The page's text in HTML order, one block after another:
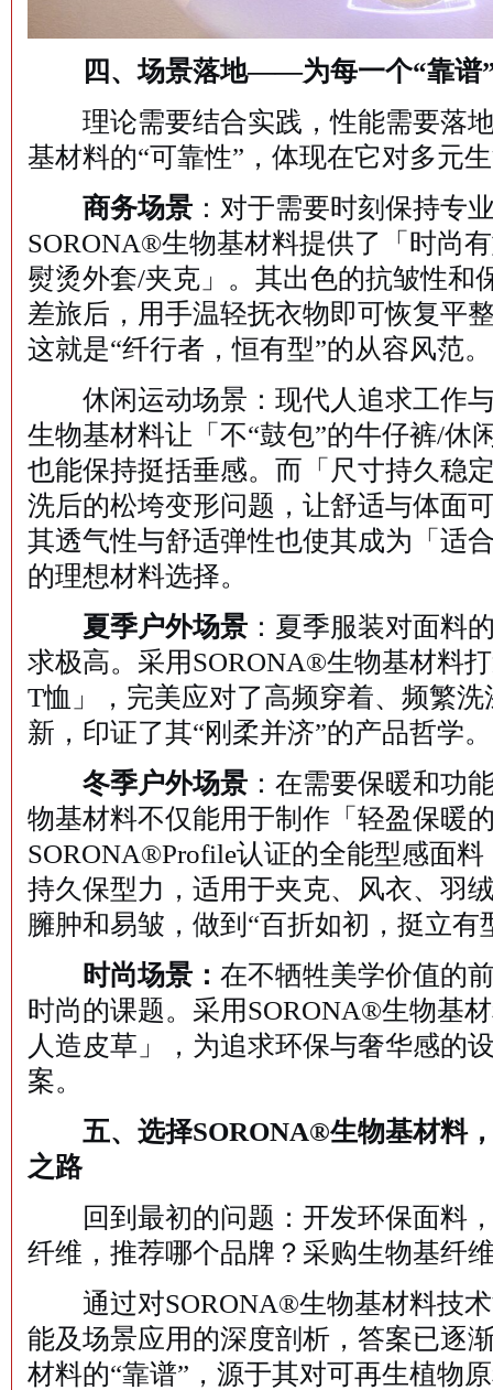
四、场景落地——为每一个“靠谱”
理论需要结合实践，性能需要落地
基材料的“可靠性”，体现在它对多元
商务场景 ：对于需要时刻保持专
SORONA®生物基材料提供了「时尚
熨烫外套/夹克」。其出色的抗皱性和
差旅后，用手温轻抚衣物即可恢复平
这就是“纤行者，恒有型”的从容风范。
休闲运动场景：现代人追求工作与
生物基材料让「不“鼓包”的牛仔裤/休
也能保持挺括垂感。而「尺寸持久稳
洗后的松垮变形问题，让舒适与体面
其透气性与舒适弹性也使其成为「适
的理想材料选择。
夏季户外场景 ：夏季服装对面料
求极高。采用SORONA®生物基材料
T恤」，完美应对了高频穿着、频繁
新，印证了其“刚柔并济”的产品哲学。
冬季户外场景 ：在需要保暖和功
物基材料不仅能用于制作「轻盈保暖
SORONA®Profile认证的全能型感面
持久保型力，适用于夹克、风衣、羽
臃肿和易皱，做到“百折如初，挺立有
时尚场景： 在不牺牲美学价值的
时尚的课题。采用SORONA®生物基
人造皮草」，为追求环保与奢华感的
案。
五、选择SORONA®生物基材料，
之路
回到最初的问题：开发环保面料，
纤维，推荐哪个品牌？采购生物基纤
通过对SORONA®生物基材料技术
能及场景应用的深度剖析，答案已逐
材料的“靠谱”，源于其对可再生植物